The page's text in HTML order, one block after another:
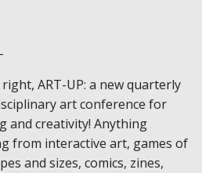
right, ART-UP: a new quarterly
art conference for
and creativity! Anything
from interactive art, games of
and sizes, comics, zines,